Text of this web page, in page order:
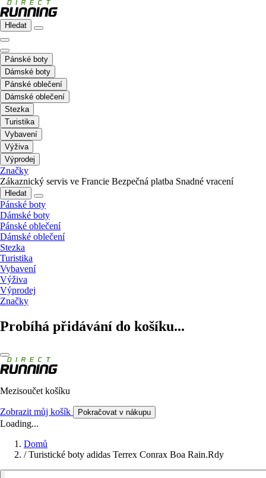
Hledat
Pánské boty
Dámské boty
Pánské oblečení
Dámské oblečení
Stezka
Turistika
Vybavení
Výživa
Výprodej
Značky
Zákaznický servis ve Francie Bezpečná platba Snadné vracení
Hledat
Pánské boty
Dámské boty
Pánské oblečení
Dámské oblečení
Stezka
Turistika
Vybavení
Výživa
Výprodej
Značky
Probíhá přidávání do košíku...
Mezisoučet košíku
Zobrazit můj košík Pokračovat v nákupu
Loading...
Domů
/ Turistické boty adidas Terrex Conrax Boa Rain.Rdy